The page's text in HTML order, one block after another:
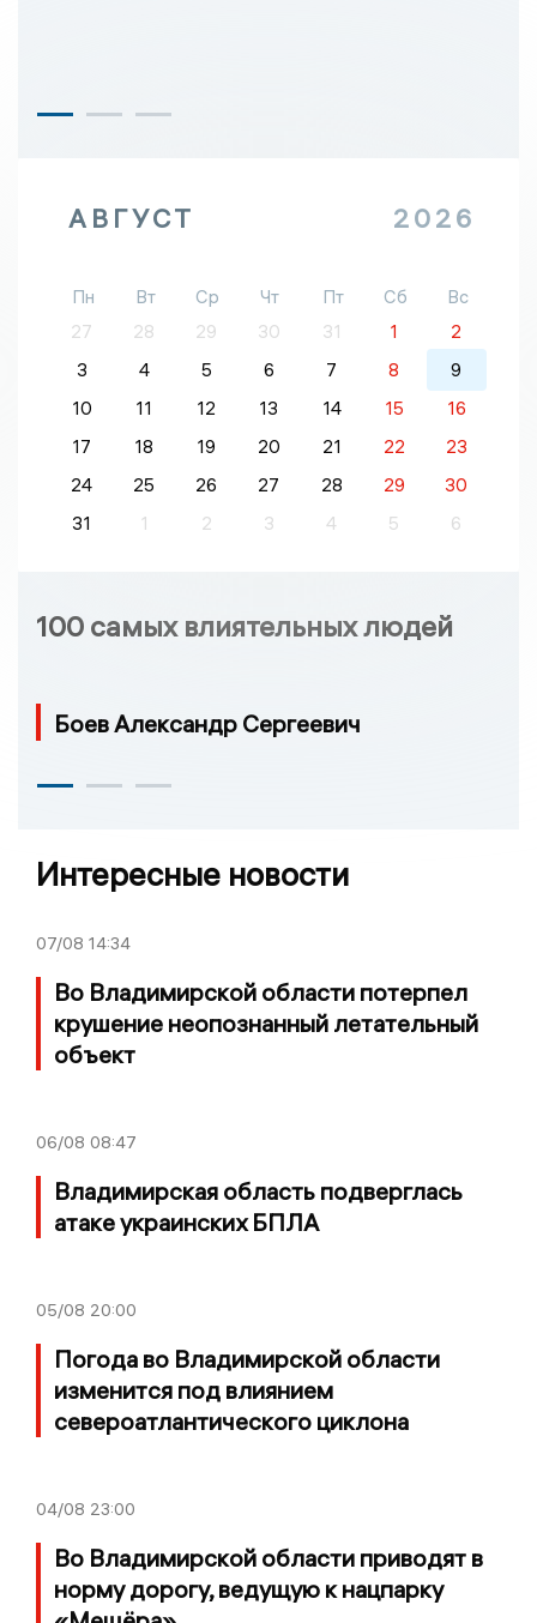
АВГУСТ 2026
Пн Вт Ср Чт Пт Сб
Вс
27
28 29 30 31 1
2
3
4 5 6 7 8
9
10
11 12 13 14 15
16
17
18 19 20 21 22
23
24
25 26 27 28 29
30
31
1 2 3 4 5 6
100 самых влиятельных людей
Боев Александр Сергеевич
Интересные новости
07/08 14:34
Во Владимирской области потерпел
крушение неопознанный летательный
объект
06/08 08:47
Владимирская область подверглась
атаке украинских БПЛА
05/08 20:00
Погода во Владимирской области
изменится под влиянием
североатлантического циклона
04/08 23:00
Во Владимирской области приводят в
норму дорогу, ведущую к нацпарку